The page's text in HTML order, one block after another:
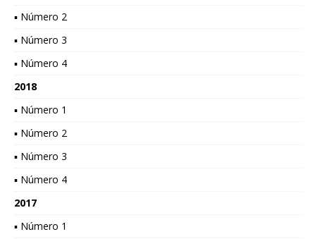
▪ Número 2
▪ Número 3
▪ Número 4
2018
▪ Número 1
▪ Número 2
▪ Número 3
▪ Número 4
2017
▪ Número 1